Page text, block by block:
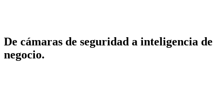
De cámaras de seguridad a inteligencia de
negocio.